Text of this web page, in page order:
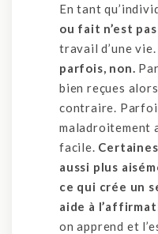
En tant
ou fait n’est
travail d’une vie.
parfois, non.
bien reçues
contraire.
maladroitement
facile.
aussi plus
ce qui crée un
aide à
on apprend et